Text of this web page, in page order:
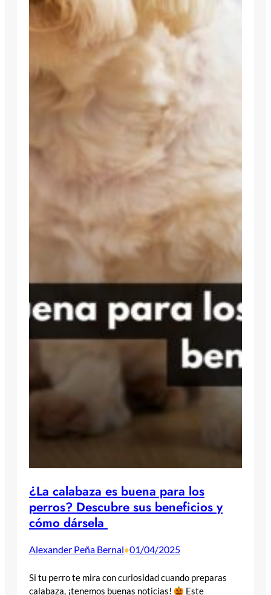
¿La calabaza es buena para los
perros? Descubre sus beneficios y
cómo dársela
Alexander Peña Bernal•01/04/2025
Si tu perro te mira con curiosidad cuando preparas
calabaza, ¡tenemos buenas noticias!
Este